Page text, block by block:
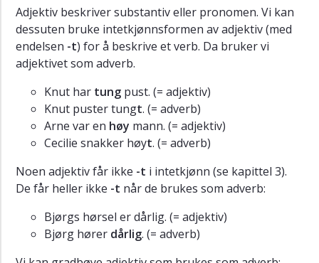
Adjektiv beskriver substantiv eller pronomen. Vi kan
dessuten bruke intetkjønnsformen av adjektiv (med
endelsen -t) for å beskrive et verb. Da bruker vi
adjektivet som adverb.
Knut har tung pust. (= adjektiv)
Knut puster tungt. (= adverb)
Arne var en høy mann. (= adjektiv)
Cecilie snakker høyt. (= adverb)
Noen adjektiv får ikke -t i intetkjønn (se kapittel 3).
De får heller ikke -t når de brukes som adverb:
Bjørgs hørsel er dårlig. (= adjektiv)
Bjørg hører dårlig. (= adverb)